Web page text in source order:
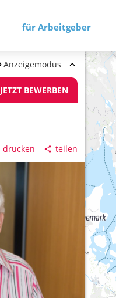
für Arbeitgeber
Anzeigemodus
JETZT BEWERBEN
drucken teilen